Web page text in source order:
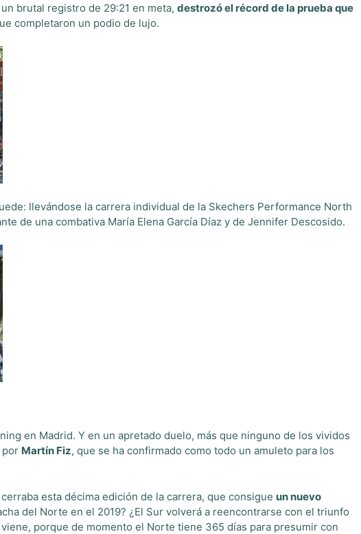
brutal registro de 29:21 en meta, destrozó el récord de la prueba que
completaron un podio de lujo.
llevándose la carrera individual de la Skechers Performance North
de una combativa María Elena García Díaz y de Jennifer Descosido.
en Madrid. Y en un apretado duelo, más que ninguno de los vividos
por Martín Fiz, que se ha confirmado como todo un amuleto para los
esta décima edición de la carrera, que consigue un nuevo
del Norte en el 2019? ¿El Sur volverá a reencontrarse con el triunfo
porque de momento el Norte tiene 365 días para presumir con